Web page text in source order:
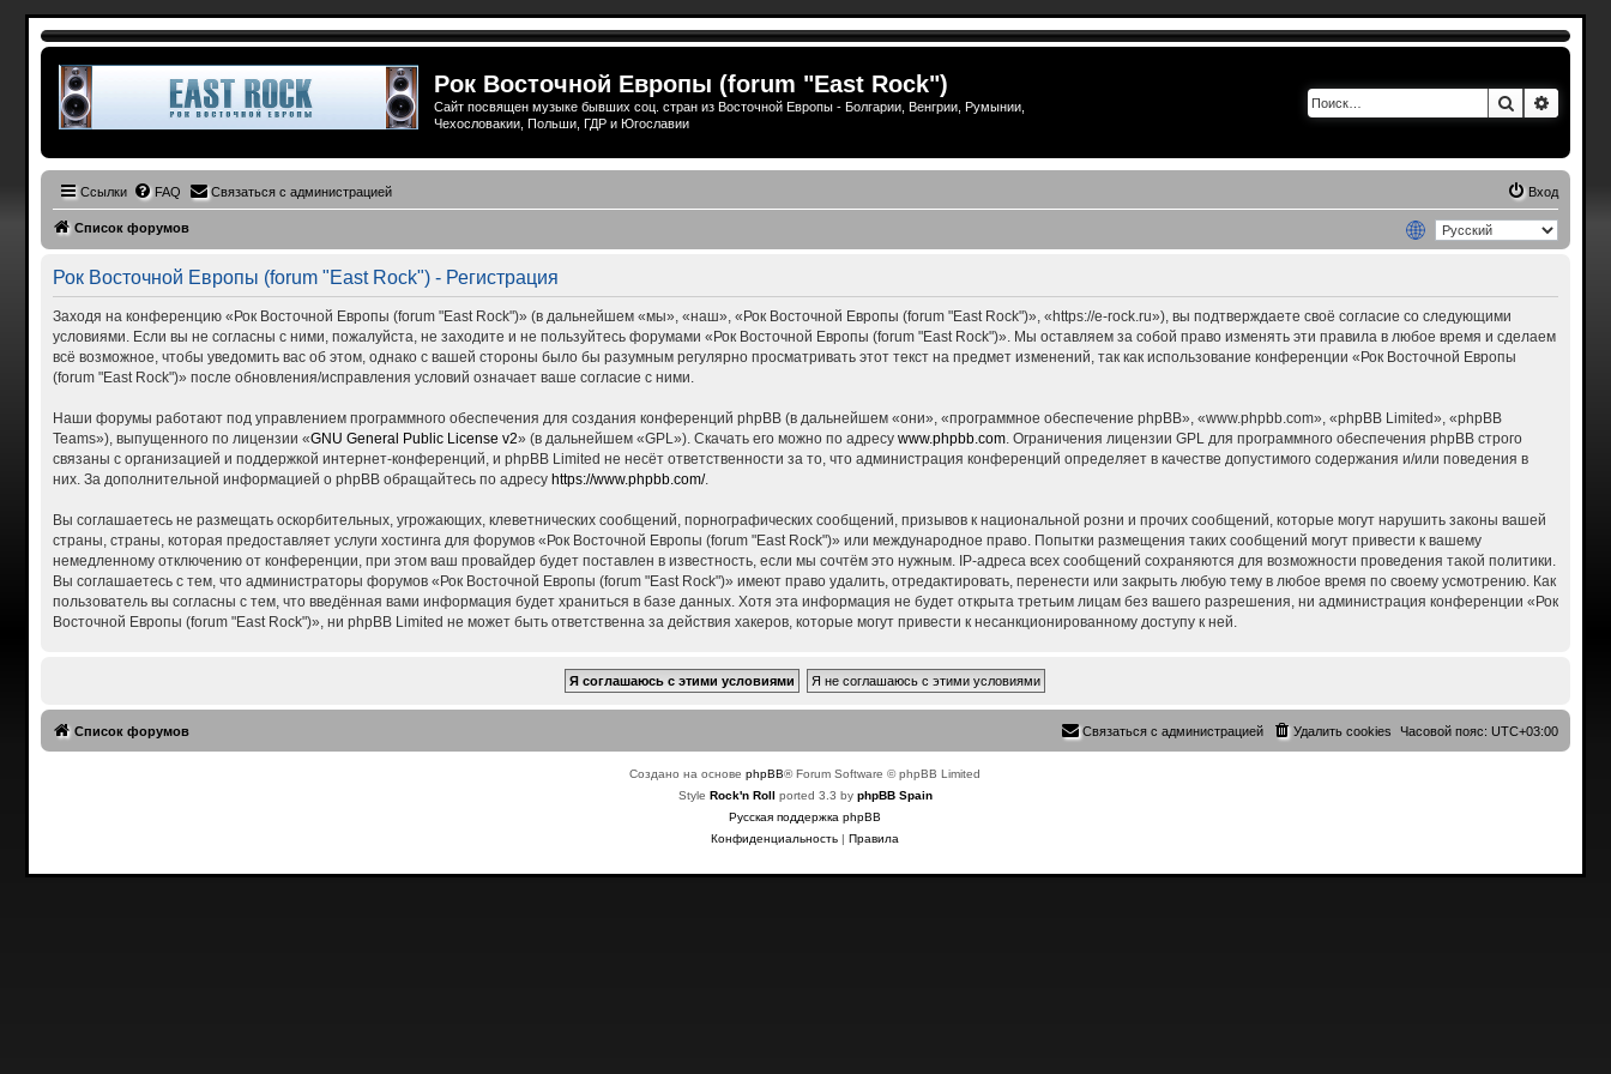
Рок Восточной Европы (forum "East Rock")
Сайт посвящен музыке бывших соц. стран из Восточной Европы - Болгарии, Венгрии, Румынии,
Чехословакии, Польши, ГДР и Югославии
Поиск
Ссылки FAQ Связаться с администрацией Вход
Список форумов
Рок Восточной Европы (forum "East Rock") - Регистрация
Заходя на конференцию «Рок Восточной Европы (forum "East Rock")» (в дальнейшем «мы», «наш», «Рок Восточной Европы (forum "East Rock")», «https://e-rock.ru»), вы подтверждаете своё согласие со следующими
условиями. Если вы не согласны с ними, пожалуйста, не заходите и не пользуйтесь форумами «Рок Восточной Европы (forum "East Rock")». Мы оставляем за собой право изменять эти правила в любое время и сделаем
всё возможное, чтобы уведомить вас об этом, однако с вашей стороны было бы разумным регулярно просматривать этот текст на предмет изменений, так как использование конференции «Рок Восточной Европы
(forum "East Rock")» после обновления/исправления условий означает ваше согласие с ними.
Наши форумы работают под управлением программного обеспечения для создания конференций phpBB (в дальнейшем «они», «программное обеспечение phpBB», «www.phpbb.com», «phpBB Limited», «phpBB
Teams»), выпущенного по лицензии «GNU General Public License v2» (в дальнейшем «GPL»). Скачать его можно по адресу www.phpbb.com. Ограничения лицензии GPL для программного обеспечения phpBB строго
связаны с организацией и поддержкой интернет-конференций, и phpBB Limited не несёт ответственности за то, что администрация конференций определяет в качестве допустимого содержания и/или поведения в
них. За дополнительной информацией о phpBB обращайтесь по адресу https://www.phpbb.com/.
Вы соглашаетесь не размещать оскорбительных, угрожающих, клеветнических сообщений, порнографических сообщений, призывов к национальной розни и прочих сообщений, которые могут нарушить законы вашей
страны, страны, которая предоставляет услуги хостинга для форумов «Рок Восточной Европы (forum "East Rock")» или международное право. Попытки размещения таких сообщений могут привести к вашему
немедленному отключению от конференции, при этом ваш провайдер будет поставлен в известность, если мы сочтём это нужным. IP-адреса всех сообщений сохраняются для возможности проведения такой политики.
Вы соглашаетесь с тем, что администраторы форумов «Рок Восточной Европы (forum "East Rock")» имеют право удалить, отредактировать, перенести или закрыть любую тему в любое время по своему усмотрению. Как
пользователь вы согласны с тем, что введённая вами информация будет храниться в базе данных. Хотя эта информация не будет открыта третьим лицам без вашего разрешения, ни администрация конференции «Рок
Восточной Европы (forum "East Rock")», ни phpBB Limited не может быть ответственна за действия хакеров, которые могут привести к несанкционированному доступу к ней.
Список форумов Часовой пояс:UTC+03:00
Удалить cookies
Связаться с администрацией
Создано на основеphpBB® Forum Software © phpBB Limited
Style Rock'n Roll ported 3.3 by phpBB Spain
Русская поддержка phpBB
Конфиденциальность |Правила